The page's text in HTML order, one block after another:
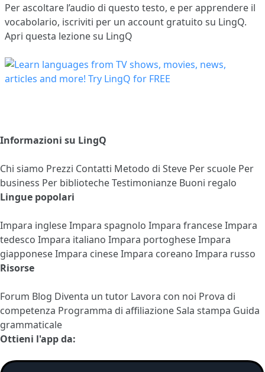
Per ascoltare l’audio di questo testo, e per apprendere il
vocabolario, iscriviti per un account gratuito su LingQ.
Apri questa lezione su LingQ
Informazioni su LingQ
Chi siamo Prezzi Contatti Metodo di Steve Per scuole Per
business Per bibliotecheTestimonianze Buoni regalo
Lingue popolari
Impara ingleseImpara spagnolo Impara franceseImpara
tedesco Impara italiano Impara portogheseImpara
giapponeseImpara cineseImpara coreano Impara russo
Risorse
Forum Blog Diventa un tutor Lavora con noi Prova di
competenza Programma di affiliazioneSala stampa Guida
grammaticale
Ottieni l'app da: